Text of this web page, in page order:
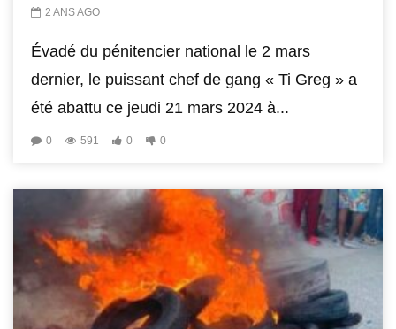
2 ANS AGO
Évadé du pénitencier national le 2 mars
dernier, le puissant chef de gang « Ti Greg » a
été abattu ce jeudi 21 mars 2024 à...
0 591 0 0